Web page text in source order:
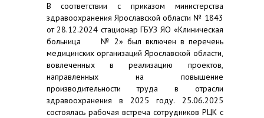
В соответствии с приказом министерства
здравоохранения Ярославской области № 1843
от 28.12.2024 стационар ГБУЗ ЯО «Клиническая
больница № 2» был включен в перечень
медицинских организаций Ярославской области,
вовлеченных в реализацию проектов,
направленных на повышение
производительности труда в отрасли
здравоохранения в 2025 году. 25.06.2025
состоялась рабочая встреча сотрудников РЦК с